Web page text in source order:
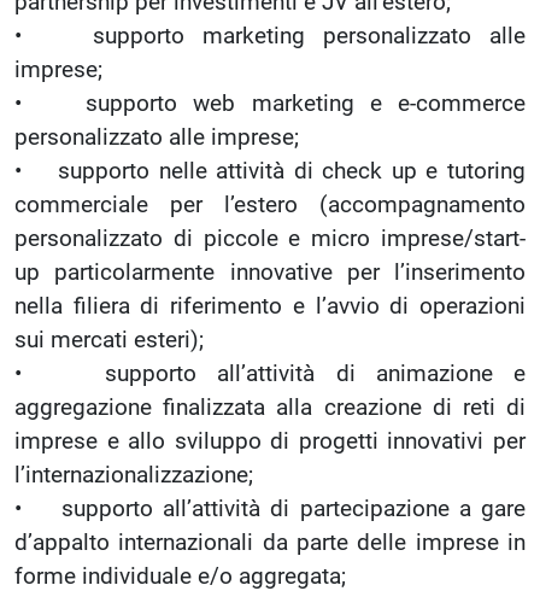
• supporto marketing personalizzato alle
imprese;
• supporto web marketing e e-commerce
personalizzato alle imprese;
• supporto nelle attività di check up e tutoring
commerciale per l’estero (accompagnamento
personalizzato di piccole e micro imprese/start-
up particolarmente innovative per l’inserimento
nella filiera di riferimento e l’avvio di operazioni
sui mercati esteri);
• supporto all’attività di animazione e
aggregazione finalizzata alla creazione di reti di
imprese e allo sviluppo di progetti innovativi per
l’internazionalizzazione;
• supporto all’attività di partecipazione a gare
d’appalto internazionali da parte delle imprese in
forme individuale e/o aggregata;